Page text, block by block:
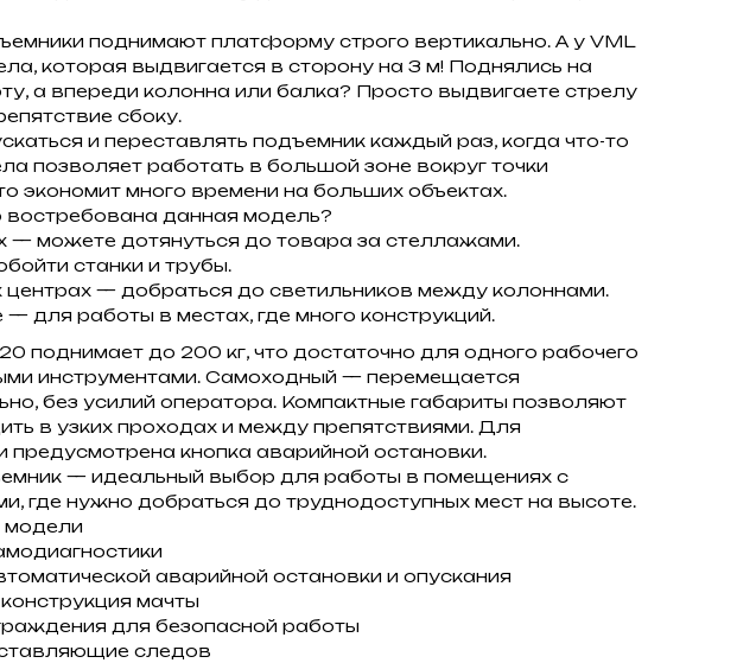
поднимают платформу строго вертикально. А у VML
которая выдвигается в сторону на 3 м! Поднялись на
а впереди колонна или балка? Просто выдвигаете стрелу
сбоку.
и переставлять подъемник каждый раз, когда что-то
позволяет работать в большой зоне вокруг точки
экономит много времени на больших объектах.
востребована данная модель?
— можете дотянуться до товара за стеллажами.
станки и трубы.
центрах — добраться до светильников между колоннами.
— для работы в местах, где много конструкций.
поднимает до 200 кг, что достаточно для одного рабочего
инструментами. Самоходный — перемещается
без усилий оператора. Компактные габариты позволяют
в узких проходах и между препятствиями. Для
предусмотрена кнопка аварийной остановки.
— идеальный выбор для работы в помещениях с
где нужно добраться до труднодоступных мест на высоте.
модели
аварийной остановки и опускания
мачты
для безопасной работы
следов